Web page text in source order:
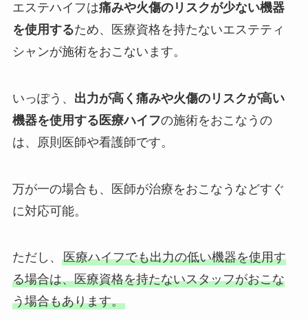
エステハイフは痛みや火傷のリスクが少ない機器
を使用するため、医療資格を持たないエステティ
シャンが施術をおこないます。
いっぽう、 出力が高く痛みや火傷のリスクが高い
機器を使用する医療ハイフの施術をおこなうの
は、原則医師や看護師です。
万が一の場合も、医師が治療をおこなうなどすぐ
に対応可能。
ただし、 医療ハイフでも出力の低い機器を使用す
る場合は、医療資格を持たないスタッフがおこな
う場合もあります。